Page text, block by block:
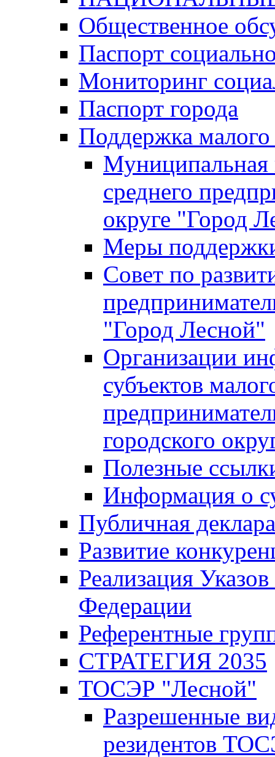
Общественное
Паспорт
Мониторинг
Паспорт города
Поддержка малого
Муниципальная
среднего
округе "Город
Меры
Совет по
"Город Лесной"
Организации
субъектов
городского
Полезные
Информация о
Публичная
Развитие
Реализация
Федерации
Референтные
СТРАТЕГИЯ 2035
ТОСЭР "Лесной"
Разрешенные
резидентов